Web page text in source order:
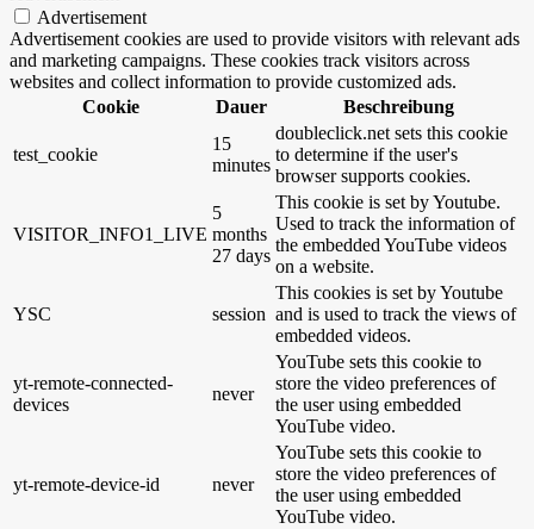
Advertisement
Advertisement cookies are used to provide visitors with relevant ads
and marketing campaigns. These cookies track visitors across
websites and collect information to provide customized ads.
Cookie
Dauer Beschreibung
test_cookie
15
minutes
doubleclick.net sets this cookie
to determine if the user's
browser supports cookies.
VISITOR_INFO1_LIVE
5
months
27 days
This cookie is set by Youtube.
Used to track the information of
the embedded YouTube videos
on a website.
YSC session
This cookies is set by Youtube
and is used to track the views of
embedded videos.
yt-remote-connected-
devices
never
YouTube sets this cookie to
store the video preferences of
the user using embedded
YouTube video.
yt-remote-device-id never
YouTube sets this cookie to
store the video preferences of
the user using embedded
YouTube video.